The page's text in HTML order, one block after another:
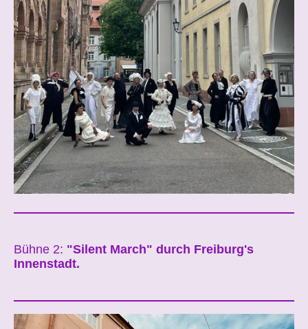
Bühne 2: "Silent March" durch Freiburg's
Innenstadt.